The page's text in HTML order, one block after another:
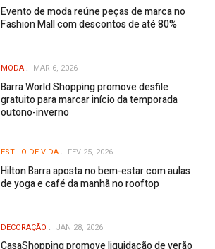
Evento de moda reúne peças de marca no
Fashion Mall com descontos de até 80%
MODA MAR 6, 2026
Barra World Shopping promove desfile
gratuito para marcar início da temporada
outono-inverno
ESTILO DE VIDA FEV 25, 2026
Hilton Barra aposta no bem-estar com aulas
de yoga e café da manhã no rooftop
DECORAÇÃO JAN 28, 2026